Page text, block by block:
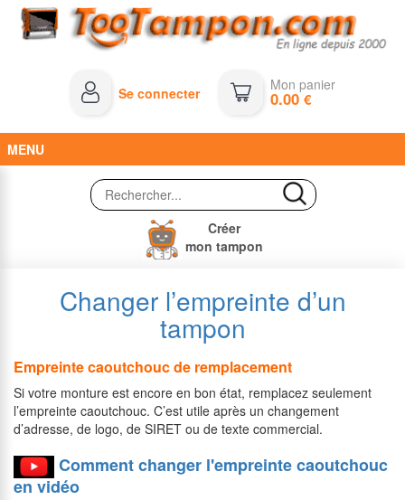
Se connecter Mon panier
0.00€
MENU
Créer
mon tampon
Changer l’empreinte d’un
tampon
Empreinte caoutchouc de remplacement
Si votre monture est encore en bon état, remplacez seulement
l’empreinte caoutchouc. C’est utile après un changement
d’adresse, de logo, de SIRET ou de texte commercial.
Comment changer l'empreinte caoutchouc
en vidéo